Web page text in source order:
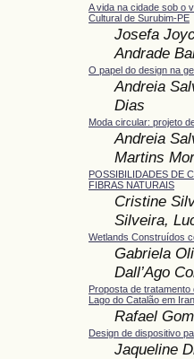
A vida na cidade sob o
Cultural de Surubim-PE
Josefa
Andrade
O papel do design na
Andreia
Dias
Moda circular: projeto
Andreia
Martins
POSSIBILIDADES DE
FIBRAS NATURAIS
Cristine
Silveira,
Wetlands Construídos
Gabriela
Dall’Ago
Proposta de
Lago do Catalão em
Rafael
Design de dispositivo
Jaqueline